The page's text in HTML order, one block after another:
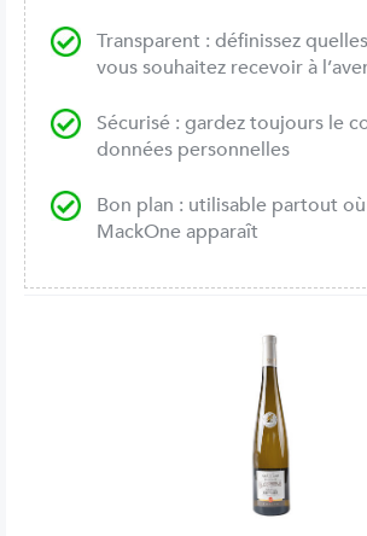
Transparent : définissez
vous souhaitez recevoir à
Sécurisé : gardez toujours le
données personnelles
Bon plan : utilisable partout
MackOne apparaît